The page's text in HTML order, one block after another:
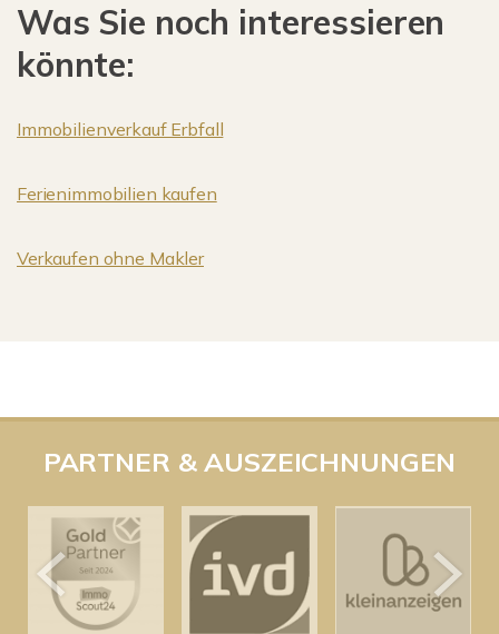
Was Sie noch interessieren
könnte:
Immobilienverkauf Erbfall
Ferienimmobilien kaufen
Verkaufen ohne Makler
PARTNER & AUSZEICHNUNGEN